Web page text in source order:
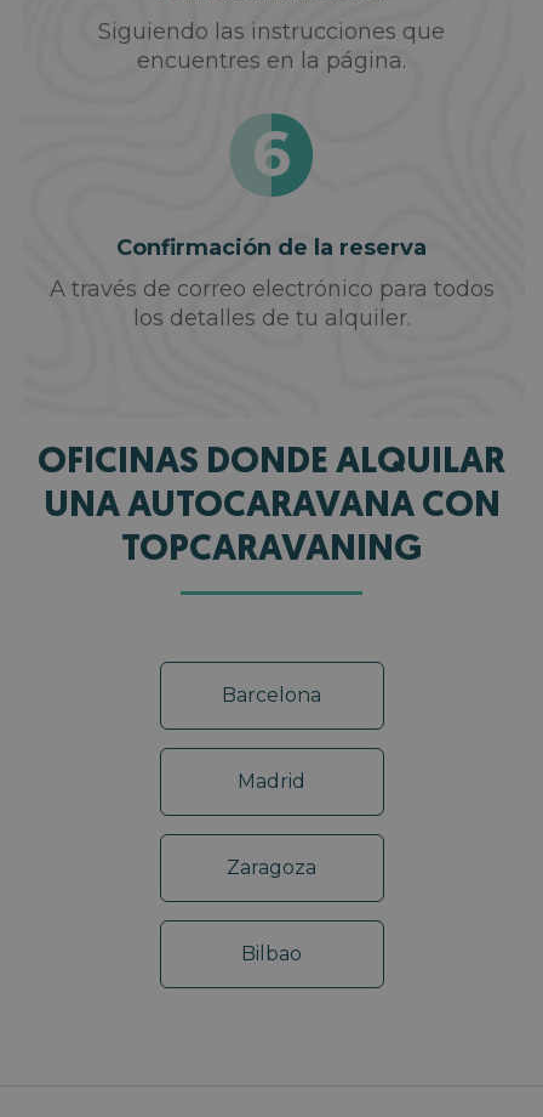
Siguiendo las instrucciones que
encuentres en la página.
Confirmación de la reserva
A través de correo electrónico para todos
los detalles de tu alquiler.
OFICINAS DONDE ALQUILAR
UNA AUTOCARAVANA CON
TOPCARAVANING
Barcelona
Madrid
Zaragoza
Bilbao